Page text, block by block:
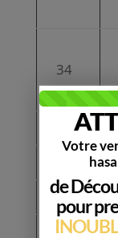
34
37